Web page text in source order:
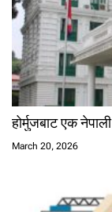
होर्मुजबाट एक
March 20, 2026